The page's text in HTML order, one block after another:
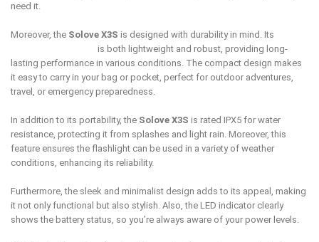
need it.
Moreover, the Solove X3S is designed with durability in mind. Its
is both lightweight and robust, providing long-
lasting performance in various conditions. The compact design makes
it easy to carry in your bag or pocket, perfect for outdoor adventures,
travel, or emergency preparedness.
In addition to its portability, the Solove X3S is rated IPX5 for water
resistance, protecting it from splashes and light rain. Moreover, this
feature ensures the flashlight can be used in a variety of weather
conditions, enhancing its reliability.
Furthermore, the sleek and minimalist design adds to its appeal, making
it not only functional but also stylish. Also, the LED indicator clearly
shows the battery status, so you’re always aware of your power levels.